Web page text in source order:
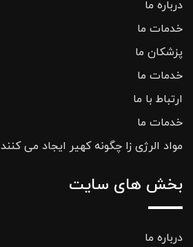
درباره ما
خدمات ما
پزشکان ما
خدمات ما
ارتباط با ما
خدمات ما
مواد الرژی زا چگونه کهیر ایجاد می کنند
بخش های سایت
درباره ما